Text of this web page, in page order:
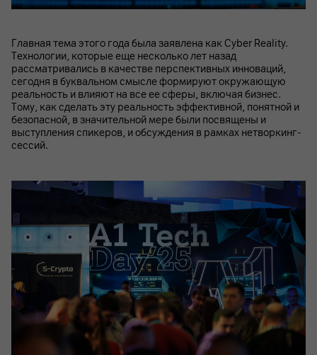
Главная тема этого года была заявлена как Cyber Reality.
Технологии, которые еще несколько лет назад
рассматривались в качестве перспективных инноваций,
сегодня в буквальном смысле формируют окружающую
реальность и влияют на все ее сферы, включая бизнес.
Тому, как сделать эту реальность эффективной, понятной и
безопасной, в значительной мере были посвящены и
выступления спикеров, и обсуждения в рамках нетворкинг-
сессий.